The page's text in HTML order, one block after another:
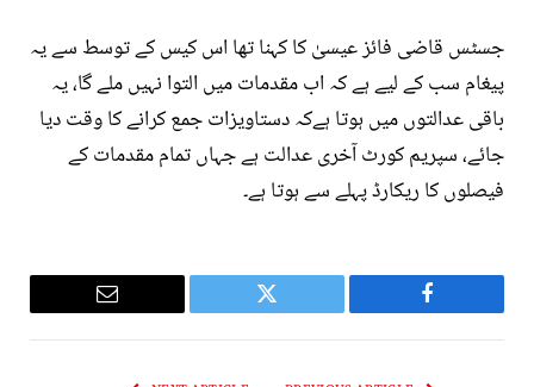
جسٹس قاضی فائز عیسیٰ کا کہنا تھا اس کیس کے توسط سے یہ
پیغام سب کے لیے ہے کہ اب مقدمات میں التوا نہیں ملے گا، یہ
باقی عدالتوں میں ہوتا ہےکہ دستاویزات جمع کرانے کا وقت دیا
جائے، سپریم کورٹ آخری عدالت ہے جہاں تمام مقدمات کے
فیصلوں کا ریکارڈ پہلے سے ہوتا ہے۔
Facebook
Twitter
Email